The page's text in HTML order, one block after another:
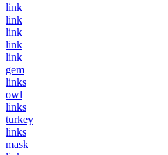
link
link
link
link
link
gem
links
owl
links
turkey
links
mask